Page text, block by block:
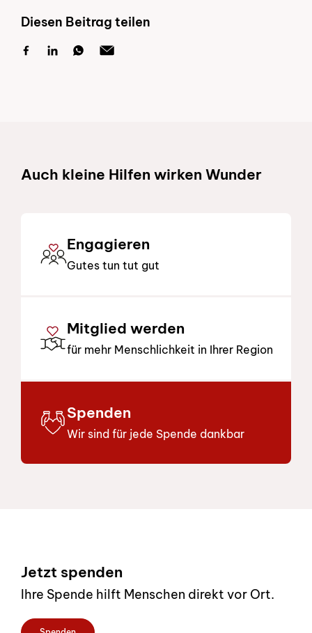
Diesen Beitrag teilen
Auch kleine Hilfen wirken Wunder
Engagieren
Gutes tun tut gut
Mitglied werden
für mehr Menschlichkeit in Ihrer Region
Spenden
Wir sind für jede Spende dankbar
Jetzt spenden
Ihre Spende hilft Menschen direkt vor Ort.